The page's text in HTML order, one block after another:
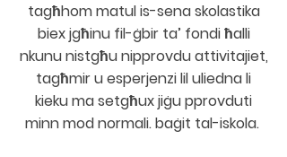
tagħhom matul is-sena skolastika
biex jgħinu fil-ġbir ta’ fondi ħalli
nkunu nistgħu nipprovdu attivitajiet,
tagħmir u esperjenzi lil uliedna li
kieku ma setgħux jiġu pprovduti
minn mod normali. baġit tal-iskola.